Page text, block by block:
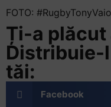
FOTO: #RugbyTonyVaio
Ți-a
Distribuie-
tăi:
Facebook